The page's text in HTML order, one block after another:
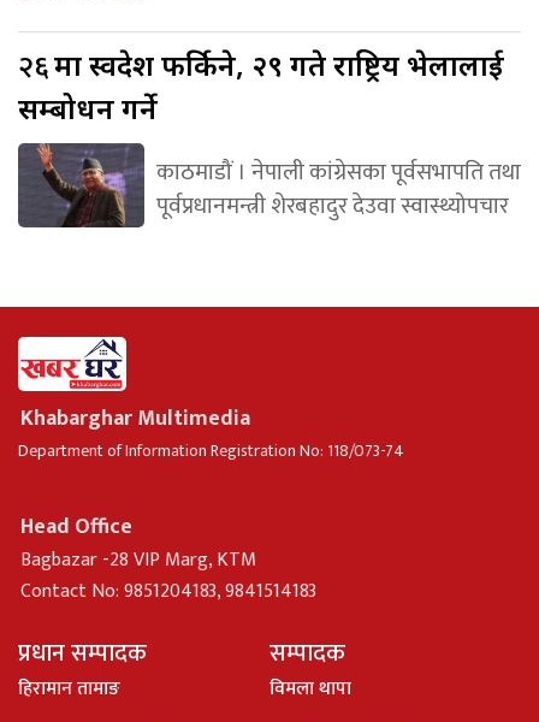
२६मा स्वदेश फर्किने, २९ गते राष्ट्रिय भेलालाई
सम्बोधन गर्ने
काठमाडौं । नेपाली कांग्रेसका पूर्वसभापति तथा
पूर्वप्रधानमन्त्री शेरबहादुर देउवा स्वास्थ्योपचार
Khabarghar Multimedia
Department of Information Registration No: 118/073-74
Head Office
Bagbazar -28 VIP Marg, KTM
Contact No: 9851204183, 9841514183
प्रधान सम्पादक
हिरामान तामाङ
सम्पादक
विमला थापा